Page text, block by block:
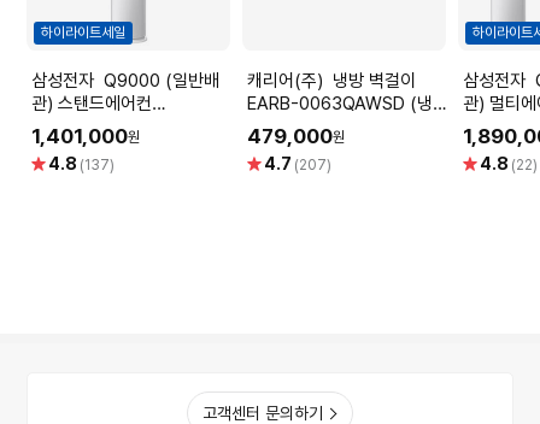
하이라이트세일
삼성전자 Q9000 (일반배
관) 스탠드에어컨
AF60F17D11BS (냉방
56.9㎡) 실외기포함 [전국
기본설치비 포함]
1,401,000원
별 4.8 (137)
캐리어(주) 냉방 벽걸이
EARB-0063QAWSD (냉
방18.7㎡) [전국기본설치비
포함]
479,000원
별 4.7 (207)
하이라이트
삼성전자 Q9000 (일반배
관) 멀티
56.9㎡
함 [전국
별 4.8 (22)
고객센터 문의하기